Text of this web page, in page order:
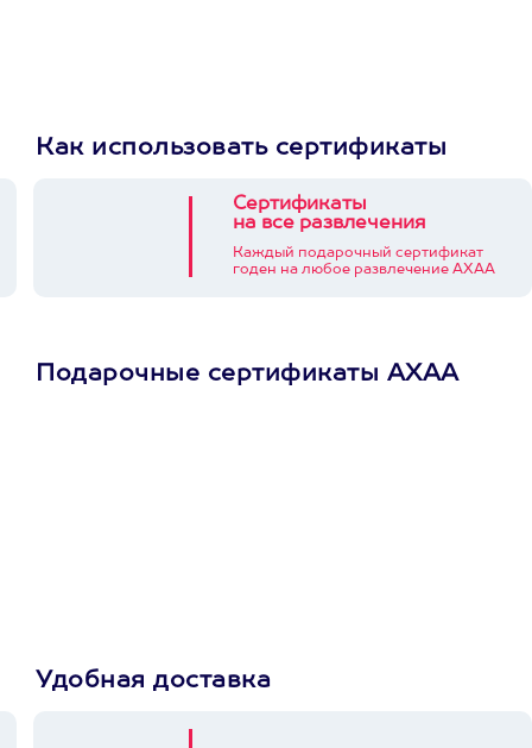
Как использовать сертификаты
Сертификаты
на все развлечения
Каждый подарочный сертификат
годен на любое развлечение АХАА
Подарочные сертификаты АХАА
Удобная доставка